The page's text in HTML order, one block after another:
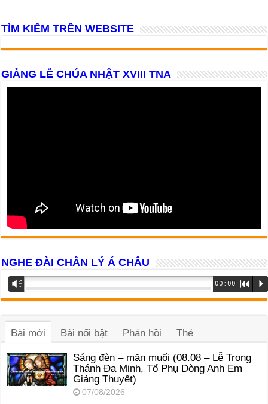
TÌM KIẾM TRÊN WEBSITE
GIẢNG LỄ CHÚA NHẬT XVIII TNA
NGHE ĐÀI CHÂN LÝ Á CHÂU
Trình
phát
âm
Vm 00:00 R P
Bài mới Bài nổi bật Phản hồi Thẻ
Sáng đèn – mặn muối (08.08 – Lễ Trọng
Thánh Đa Minh, Tổ Phụ Dòng Anh Em
Giảng Thuyết)
07/08/2026